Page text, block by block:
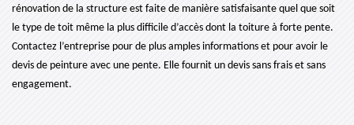
rénovation de la structure est faite de manière satisfaisante quel que soit
le type de toit même la plus difficile d’accès dont la toiture à forte pente.
Contactez l’entreprise pour de plus amples informations et pour avoir le
devis de peinture avec une pente. Elle fournit un devis sans frais et sans
engagement.